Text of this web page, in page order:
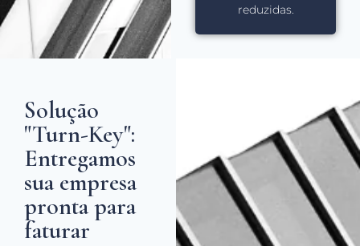
reduzidas.
Solução
"Turn-Key":
Entregamos
sua empresa
pronta para
faturar